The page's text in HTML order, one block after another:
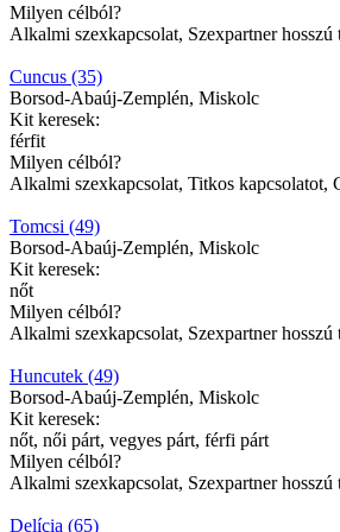
Milyen célból?
Alkalmi szexkapcsolat, Szexpartner hosszú
Cuncus (35)
Borsod-Abaúj-Zemplén, Miskolc
Kit keresek:
férfit
Milyen célból?
Alkalmi szexkapcsolat, Titkos
Tomcsi (49)
Borsod-Abaúj-Zemplén, Miskolc
Kit keresek:
nőt
Milyen célból?
Alkalmi szexkapcsolat, Szexpartner
Huncutek (49)
Borsod-Abaúj-Zemplén, Miskolc
Kit keresek:
nőt, női párt, vegyes párt, férfi párt
Milyen célból?
Alkalmi szexkapcsolat, Szexpartner hosszú
Delícia (65)